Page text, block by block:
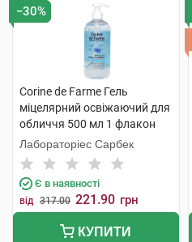
−30%
Corine de Farme Гель
міцелярний освіжаючий для
обличчя 500 мл 1 флакон
Лабораторіес Сарбек
Є в наявності
від 317.00 221.90 грн
КУПИТИ